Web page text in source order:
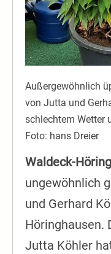
Außergewöhnlich
von Jutta und
schlechtem Wetter
Foto: hans Dreier
Waldeck-
ungewöhnlich
und Gerhard
Höringhausen.
Jutta Köhler